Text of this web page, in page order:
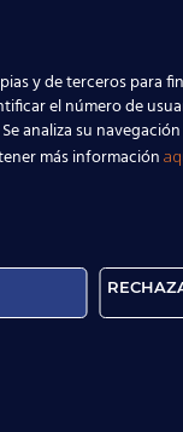
y de terceros para
el número de
analiza su
más información